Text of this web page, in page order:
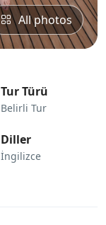
All photos
Tur Türü
Belirli Tur
Diller
İngilizce